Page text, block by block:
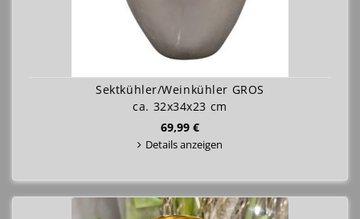
Sektkühler/Weinkühler GROS
ca. 32x34x23 cm
69,99 €
Details anzeigen